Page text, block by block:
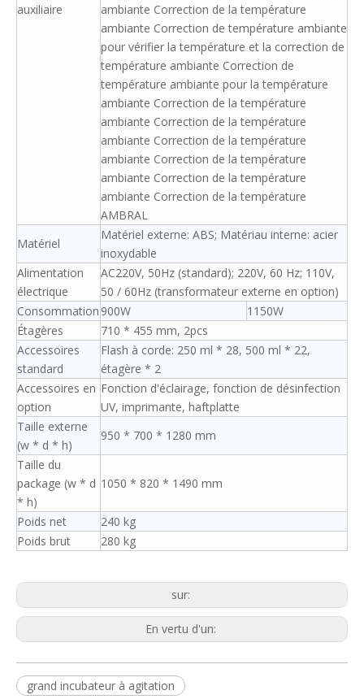
auxiliaire
ambiante Correction de la température
ambiante Correction de température ambiante
pour vérifier la température et la correction de
température ambiante Correction de
température ambiante pour la température
ambiante Correction de la température
ambiante Correction de la température
ambiante Correction de la température
ambiante Correction de la température
ambiante Correction de la température
ambiante Correction de la température
AMBRAL
Matériel
Matériel externe: ABS; Matériau interne: acier
inoxydable
Alimentation
électrique
AC220V, 50Hz (standard); 220V, 60 Hz; 110V,
50 / 60Hz (transformateur externe en option)
Consommation 900W
1150W
Étagères
710 * 455 mm, 2pcs
Accessoires
standard
Flash à corde: 250 ml * 28, 500 ml * 22,
étagère * 2
Accessoires en
option
Fonction d'éclairage, fonction de désinfection
UV, imprimante, haftplatte
Taille externe
(w * d * h)
950 * 700 * 1280 mm
Taille du
package (w * d
* h)
1050 * 820 * 1490 mm
Poids net
240 kg
Poids brut
280 kg
sur:
En vertu d'un:
grand incubateur à agitation